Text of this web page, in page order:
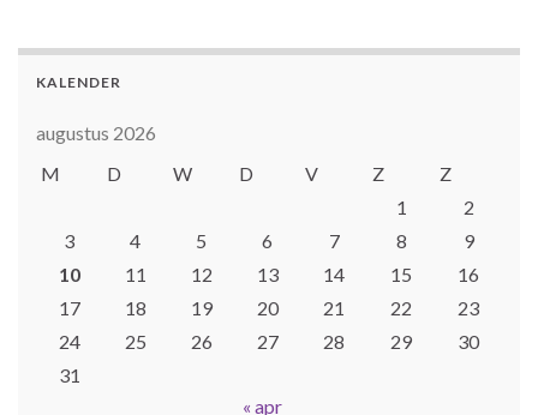
KALENDER
augustus 2026
M
D W D V Z
Z
1
2
3
4 5 6 7 8
9
10
11 12 13 14 15
16
17
18 19 20 21 22
23
24
25 26 27 28 29
30
31
« apr